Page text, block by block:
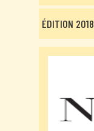
ÉDITION 2018